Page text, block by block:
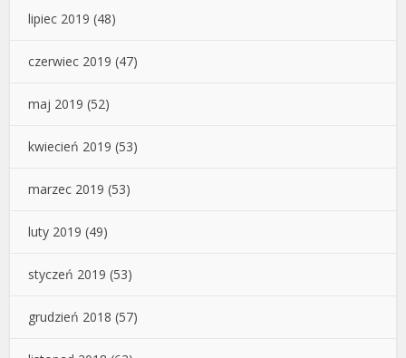
lipiec 2019 (48)
czerwiec 2019 (47)
maj 2019 (52)
kwiecień 2019 (53)
marzec 2019 (53)
luty 2019 (49)
styczeń 2019 (53)
grudzień 2018 (57)